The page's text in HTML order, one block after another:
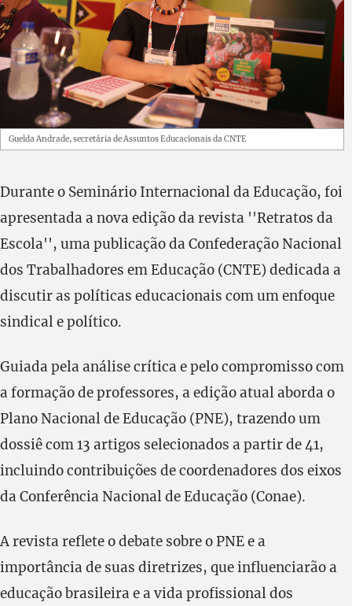
Guelda Andrade, secretária de Assuntos Educacionais da CNTE
Durante o Seminário Internacional da Educação, foi
apresentada a nova edição da revista ''Retratos da
Escola'', uma publicação da Confederação Nacional
dos Trabalhadores em Educação (CNTE) dedicada a
discutir as políticas educacionais com um enfoque
sindical e político.
Guiada pela análise crítica e pelo compromisso com
a formação de professores, a edição atual aborda o
Plano Nacional de Educação (PNE), trazendo um
dossiê com 13 artigos selecionados a partir de 41,
incluindo contribuições de coordenadores dos eixos
da Conferência Nacional de Educação (Conae).
A revista reflete o debate sobre o PNE e a
importância de suas diretrizes, que influenciarão a
educação brasileira e a vida profissional dos